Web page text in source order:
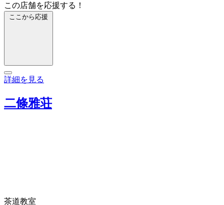
この店舗を応援する！
ここから応援
詳細を見る
二條雅荘
茶道教室